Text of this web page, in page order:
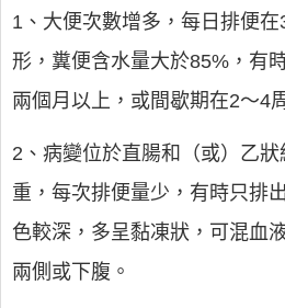
1、大便次數增多，每日排便
形，糞便含水量大於85%，有
兩個月以上，或間歇期在2～4
2、病變位於直腸和（或）乙
重，每次排便量少，有時只排
色較深，多呈黏凍狀，可混血
兩側或下腹。